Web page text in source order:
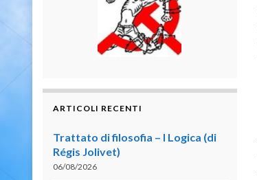
ARTICOLI RECENTI
Trattato di filosofia – I Logica (di
Régis Jolivet)
06/08/2026